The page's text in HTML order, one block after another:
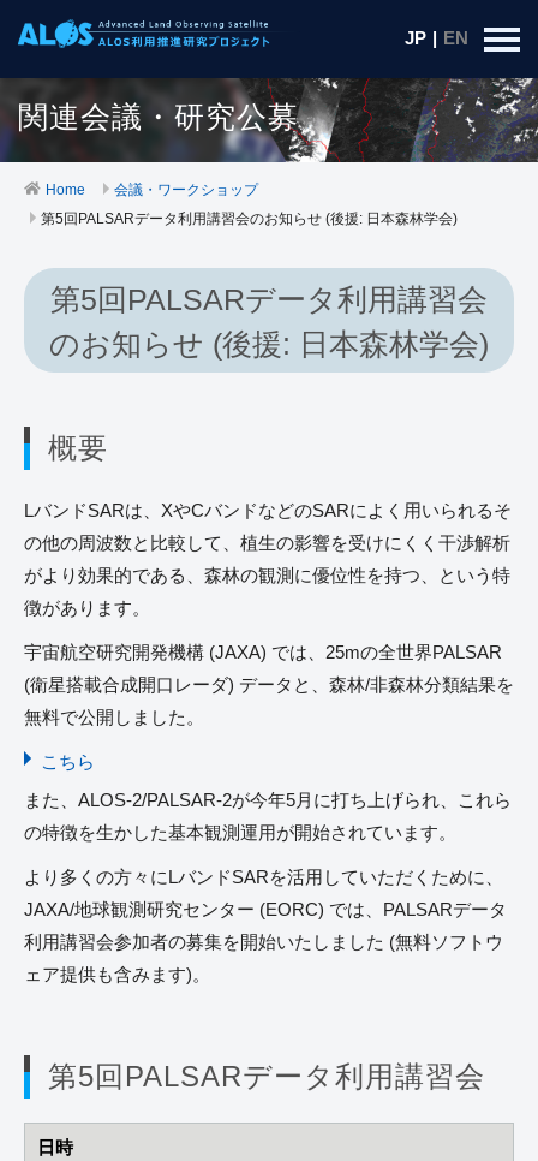
JP | EN
関連会議・研究公募
Home
会議・ワークショップ
第5回PALSARデータ利用講習会のお知らせ (後援: 日本森林学会)
第5回PALSARデータ利用講習会
のお知らせ (後援: 日本森林学会)
概要
LバンドSARは、XやCバンドなどのSARによく用いられるそ
の他の周波数と比較して、植生の影響を受けにくく干渉解析
がより効果的である、森林の観測に優位性を持つ、という特
徴があります。
宇宙航空研究開発機構 (JAXA) では、25mの全世界PALSAR
(衛星搭載合成開口レーダ) データと、森林/非森林分類結果を
無料で公開しました。
こちら
また、ALOS-2/PALSAR-2が今年5月に打ち上げられ、これら
の特徴を生かした基本観測運用が開始されています。
より多くの方々にLバンドSARを活用していただくために、
JAXA/地球観測研究センター (EORC) では、PALSARデータ
利用講習会参加者の募集を開始いたしました (無料ソフトウ
ェア提供も含みます)。
第5回PALSARデータ利用講習会
日時